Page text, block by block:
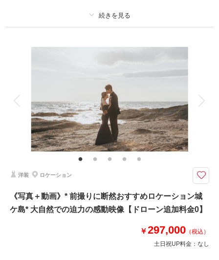
このプランで撮影可能な撮影レポート
来店・オンライン を確認する
会食
家族と撮影 家族用衣装レンタル ペットと撮影
その他含むもの
撮影データ100カット(レタッチ済み)・映像データ・DVD・ヘアメイク・撮
影アテンド・ドレス・アクセサリー類・セミオーダーブーケ
写真は全データ約100カット（レタッチ済）、映像はデータ＆DVD１枚納品
[片瀬海岸はドローン飛行不可エリアとなります]
撮影地は片瀬海岸周辺の海や緑のあるエリアとなります。
（近隣でご希望のロケ地ご希望がありましたらお気軽にご相談ください）
洋装 ロケーション
《写真＋動画》* 前撮りに断然おすすめロケーション城
ケ島* 大自然での迫力の感動映像【ドローン追加料金0】
￥297,000 （税込）
土日祝UP料金： なし